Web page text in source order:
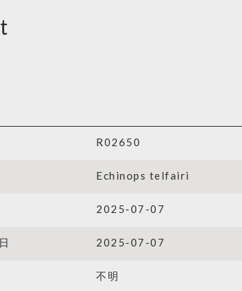
R02650
Echinops telfairi
2025-07-07
2025-07-07
不明